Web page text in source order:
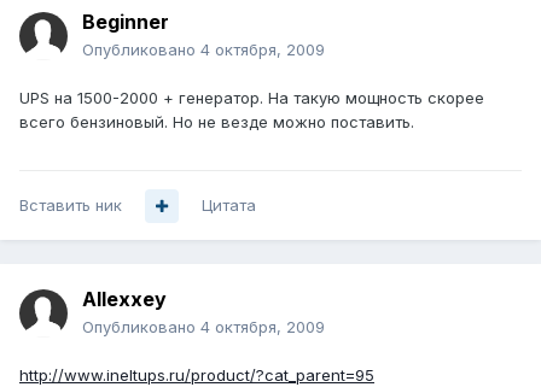
Beginner
Опубликовано 4 октября, 2009
UPS на 1500-2000 + генератор. На такую мощность скорее
всего бензиновый. Но не везде можно поставить.
Вставить ник Цитата
Allexxey
Опубликовано 4 октября, 2009
http://www.ineltups.ru/product/?cat_parent=95